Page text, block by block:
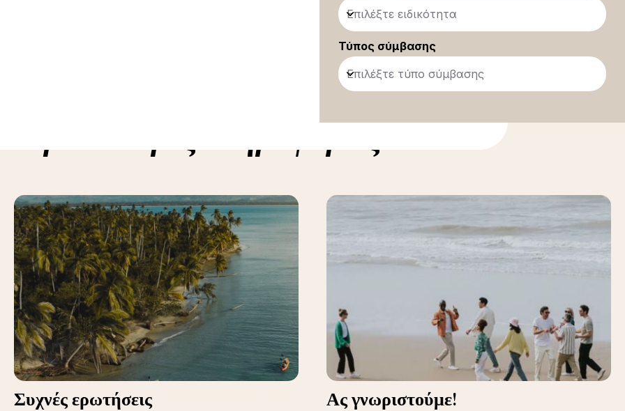
Επιλέξτε ειδικότητα
Τύπος σύμβασης
Επιλέξτε τύπο σύμβασης
περισσότερες πληροφορίες
Συχνές ερωτήσεις Ας γνωριστούμε!